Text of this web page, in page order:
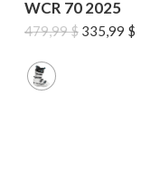
WCR 70 2025
479,99$ Le
335,99 $Le